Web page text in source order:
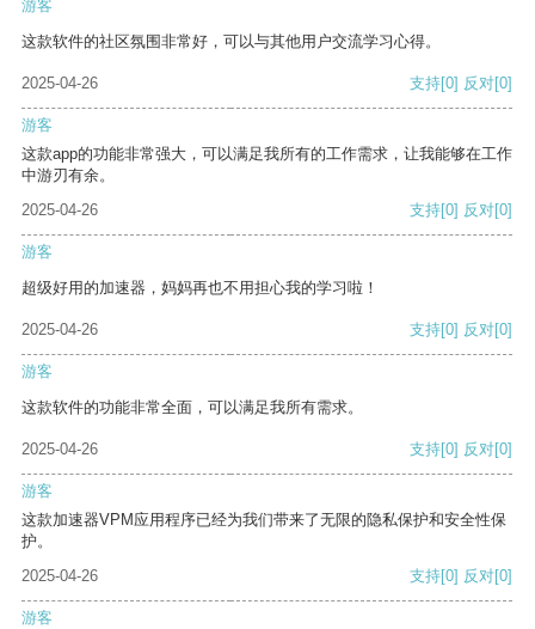
游客
这款软件的社区氛围非常好，可以与其他用户交流学习心得。
2025-04-26 支持[0] 反对[0]
游客
这款app的功能非常强大，可以满足我所有的工作需求，让我能够在工作
中游刃有余。
2025-04-26
支持[0] 反对[0]
游客
超级好用的加速器，妈妈再也不用担心我的学习啦！
2025-04-26 支持[0] 反对[0]
游客
这款软件的功能非常全面，可以满足我所有需求。
2025-04-26 支持[0] 反对[0]
游客
这款加速器VPM应用程序已经为我们带来了无限的隐私保护和安全性保
护。
2025-04-26
支持[0] 反对[0]
游客